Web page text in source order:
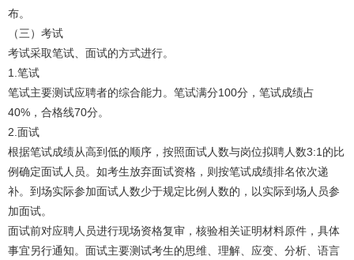
布。
（三）考试
考试采取笔试、面试的方式进行。
1.笔试
笔试主要测试应聘者的综合能力。笔试满分100分，笔试成绩占
40%，合格线70分。
2.面试
根据笔试成绩从高到低的顺序，按照面试人数与岗位拟聘人数3:1的比
例确定面试人员。如考生放弃面试资格，则按笔试成绩排名依次递
补。到场实际参加面试人数少于规定比例人数的，以实际到场人员参
加面试。
面试前对应聘人员进行现场资格复审，核验相关证明材料原件，具体
事宜另行通知。面试主要测试考生的思维、理解、应变、分析、语言